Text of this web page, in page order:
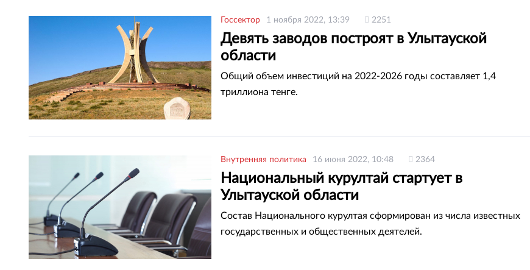
Госсектор 1 ноября 2022, 13:39 2251
Девять заводов построят в Улытауской
области
Общий объем инвестиций на 2022-2026 годы составляет 1,4
триллиона тенге.
Внутренняя политика 16 июня 2022, 10:48 2364
Национальный курултай стартует в
Улытауской области
Состав Национального курултая сформирован из числа известных
государственных и общественных деятелей.